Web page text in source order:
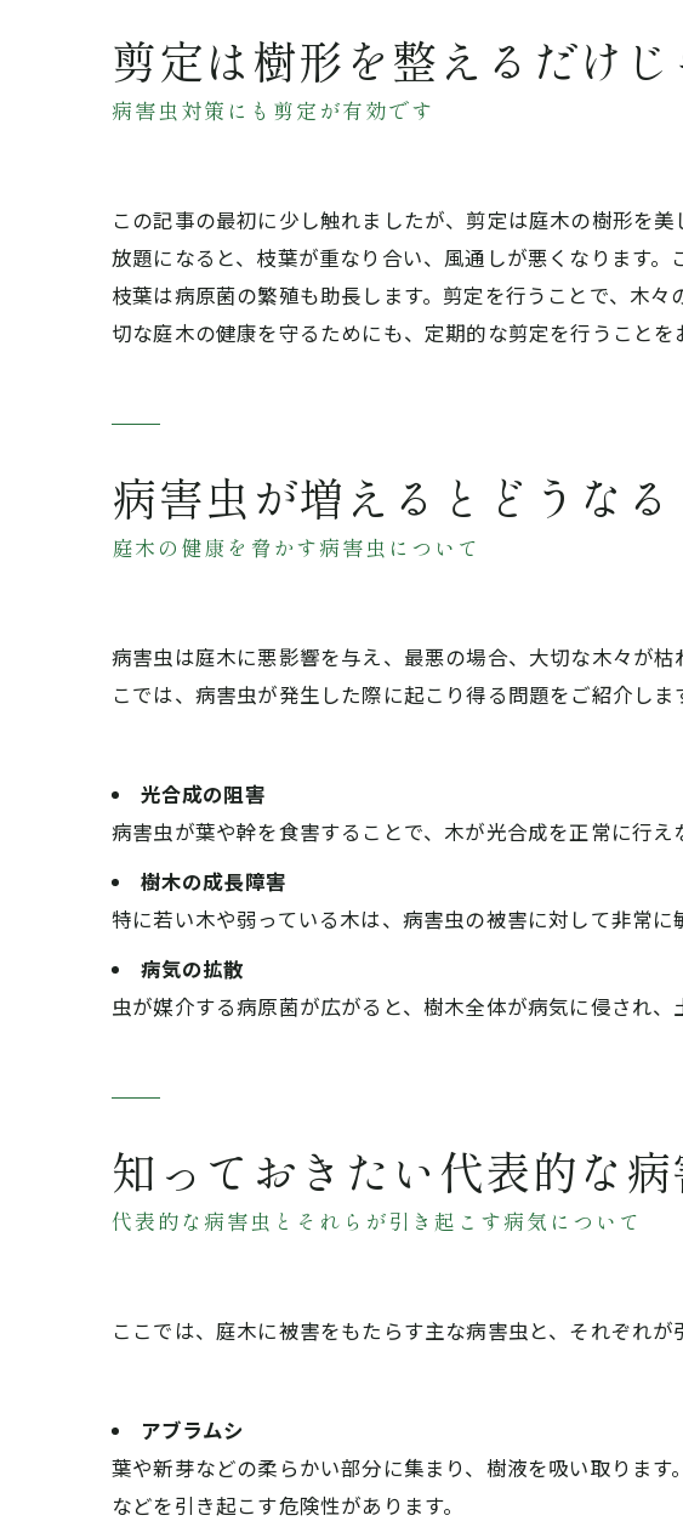
剪定は樹形を整えるだけじ
病害虫対策にも剪定が有効です
この記事の最初に少し触れましたが、剪定は庭木の樹形を
放題になると、枝葉が重なり合い、風通しが悪くなります
枝葉は病原菌の繁殖も助長します。剪定を行うことで、木
切な庭木の健康を守るためにも、定期的な剪定を行うことを
病害虫が増えるとどうな
庭木の健康を脅かす病害虫について
病害虫は庭木に悪影響を与え、最悪の場合、大切な木々が
こでは、病害虫が発生した際に起こり得る問題をご紹介しま
光合成の阻害
病害虫が葉や幹を食害することで、木が光合成を正常に行
樹木の成長障害
特に若い木や弱っている木は、病害虫の被害に対して非常
病気の拡散
虫が媒介する病原菌が広がると、樹木全体が病気に侵され
知っておきたい代表的な病
代表的な病害虫とそれらが引き起こす病気について
ここでは、庭木に被害をもたらす主な病害虫と、それぞれ
アブラムシ
葉や新芽などの柔らかい部分に集まり、樹液を吸い取りま
などを引き起こす危険性があります。